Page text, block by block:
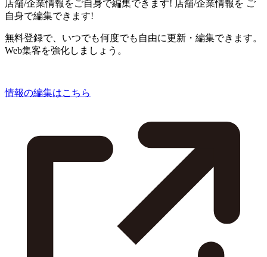
店舗/企業情報をご自身で編集できます! 店舗/企業情報を ご
自身で編集できます!
無料登録で、いつでも何度でも自由に更新・編集できます。
Web集客を強化しましょう。
情報の編集はこちら